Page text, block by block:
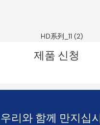
제품 신청
우리와 함께 만지십